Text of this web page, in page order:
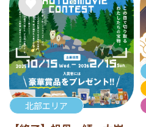
北部エリア